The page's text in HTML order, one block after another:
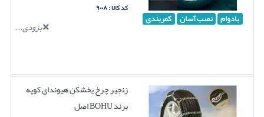
بادوام نصب آسان کمربندی
کد کالا : ۹۰۰۸
بزودی...
زنجیر چرخ یخشکن هیوندای کوپه
برند BOHU اصل